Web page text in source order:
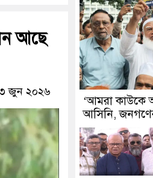
আছে
জুন ২০২৬
‘আমরা কাউকে
আসিনি,